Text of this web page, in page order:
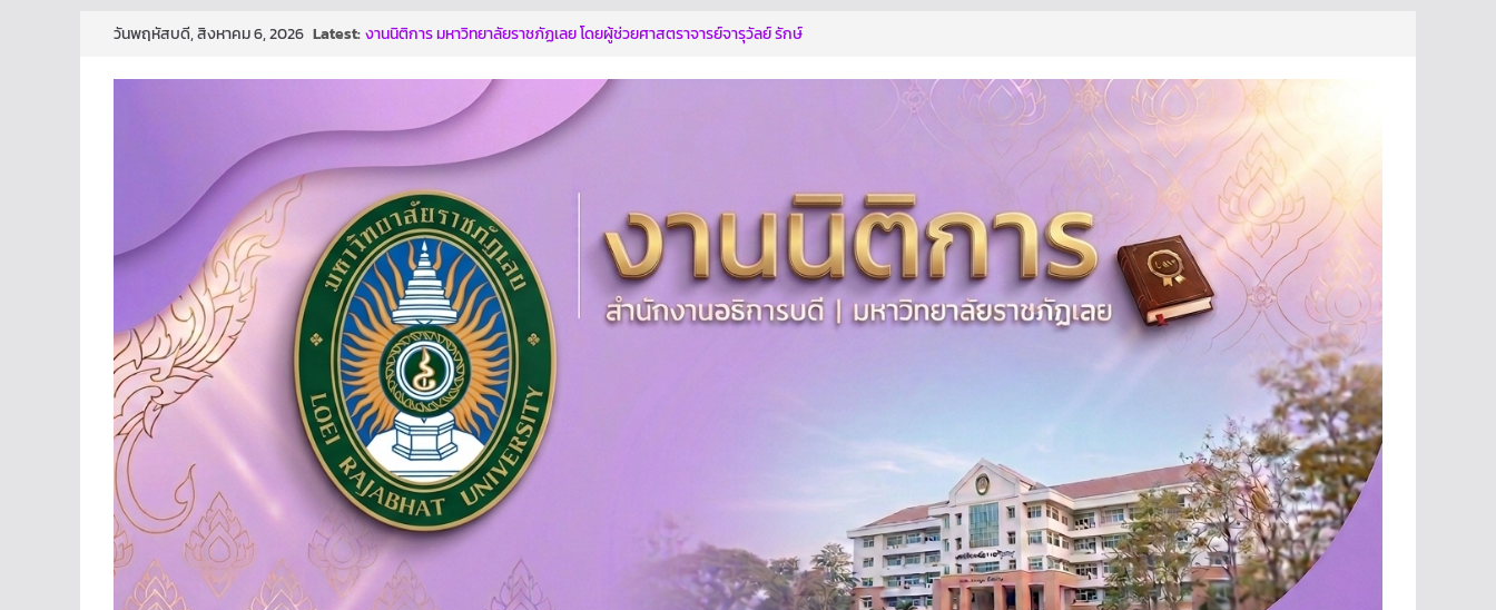
content
วันพฤหัสบดี, สิงหาคม 6, 2026 Latest:งานนิติการ มหาวิทยาลัยราชภัฏเลย โดยผู้ช่วยศาสตราจารย์จารุวัลย์ รักษ์
ผลการประกวดผลงาน/นวัตกรรม
ก้าวสู่การเป็นองค์กรปลอดทุจริตด้วยกัน
นี้ คงมีส่วนช่วยให้ทุกท่านตระหนักถึงการกระทำที่ส่อไปในทางทุจริต รู้เท่า
ทันเจตนา เเละหยุดการกระทำที่ทุจริต
โครงการเสริมสร้างธรรมาภิบาลสู่การเป็นองค์กรปลอดการทุจริต” ประจำ
ปีงบประมาณ พ.ศ. 2569
งานนิติการ สำนักงานอธิการบดี มหาวิทยาลัยราชภัฏเลย เข้าร่วมการฝึก
อบรม เรื่อง หลักเกณฑ์การประเมินคุณธรรมและความโปร่งใส (Integrity
and Transparency Assessment : ITA)
ม.ราชภัฏเลย ประกาศนโยบายไม่ให้ไม่รับ NO GIF POLICY 2569